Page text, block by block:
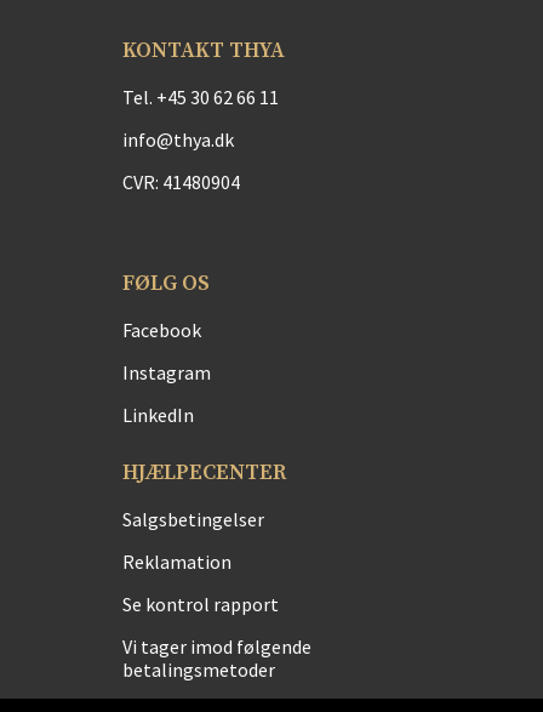
KONTAKT THYA
Tel. +45 30 62 66 11
info@thya.dk
CVR: 41480904
FØLG OS
Facebook
Instagram
LinkedIn
HJÆLPECENTER
Salgsbetingelser
Reklamation
Se kontrol rapport
Vi tager imod følgende
betalingsmetoder